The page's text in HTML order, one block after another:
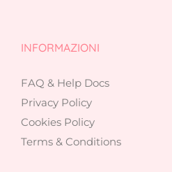
INFORMAZIONI
FAQ & Help Docs
Privacy Policy
Cookies Policy
Terms & Conditions